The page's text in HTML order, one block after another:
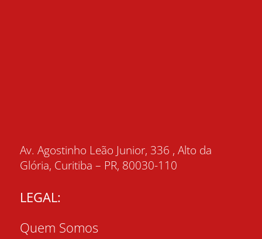
Av. Agostinho Leão Junior, 336 , Alto da
Glória, Curitiba – PR, 80030-110
LEGAL:
Quem Somos